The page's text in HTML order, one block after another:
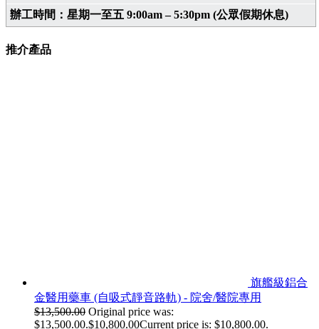
辦工時間：星期一至五 9:00am – 5:30pm (公眾假期休息)
推介產品
旗艦級鋁合
金醫用藥車 (自吸式靜音路軌) - 院舍/醫院專用
$13,500.00 Original price was:
$13,500.00.$10,800.00Current price is: $10,800.00.